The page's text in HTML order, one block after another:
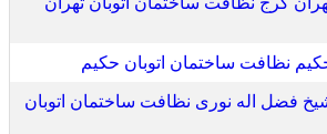
نظافت ساختمان اتوبان حکیم
فضل اله نوری نظافت ساختمان اتوبان